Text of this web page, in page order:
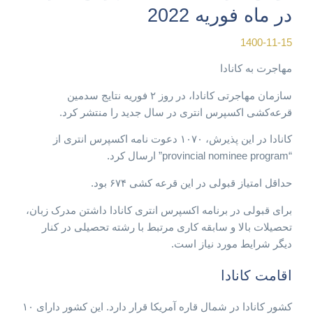
در ماه فوریه 2022
1400-11-15
مهاجرت به کانادا
سازمان مهاجرتی کانادا، در روز ۲ فوریه نتایج سدمین
قرعه‌کشی اکسپرس انتری در سال جدید را منتشر کرد.
کانادا در این پذیرش، ۱۰۷۰ دعوت نامه اکسپرس انتری از
“provincial nominee program” ارسال کرد.
حداقل امتیاز قبولی در این قرعه کشی ۶۷۴ بود.
برای قبولی در برنامه اکسپرس انتری کانادا داشتن مدرک زبان،
تحصیلات بالا و سابقه کاری مرتبط با رشته تحصیلی در کنار
دیگر شرایط مورد نیاز است.
اقامت کانادا
کشور کانادا در شمال قاره آمریکا قرار دارد. این کشور دارای ۱۰